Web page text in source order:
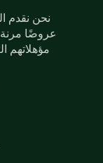
نحن نقدم
عروضًا مرنة
مؤهلاتهم